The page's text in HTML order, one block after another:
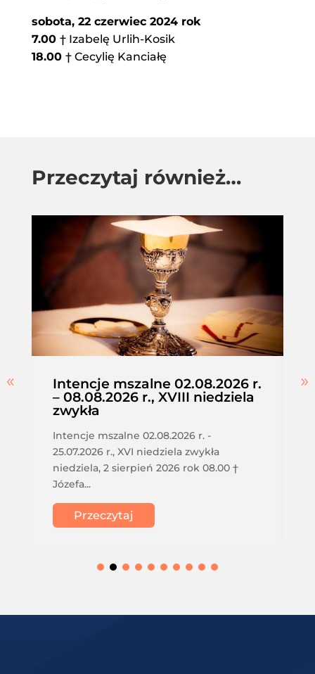
sobota, 22 czerwiec 2024 rok
7.00 † Izabelę Urlih-Kosik
18.00 † Cecylię Kanciałę
Przeczytaj również…
Intencje mszalne 02.08.2026 r.
– 08.08.2026 r., XVIII niedziela
zwykła
Intencje mszalne 02.08.2026 r. -
25.07.2026 r., XVI niedziela zwykła
niedziela, 2 sierpień 2026 rok 08.00 †
Józefa...
Przeczytaj